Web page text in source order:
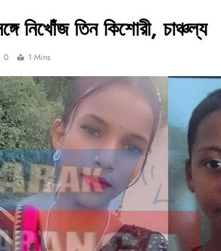
নিখোঁজ তিন কিশোরী, চাঞ্চল্য
0 1 Mins